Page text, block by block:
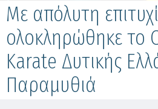
Με απόλυτη
ολοκληρώθηκε το
Karate Δυτικής
Παραμυθιά